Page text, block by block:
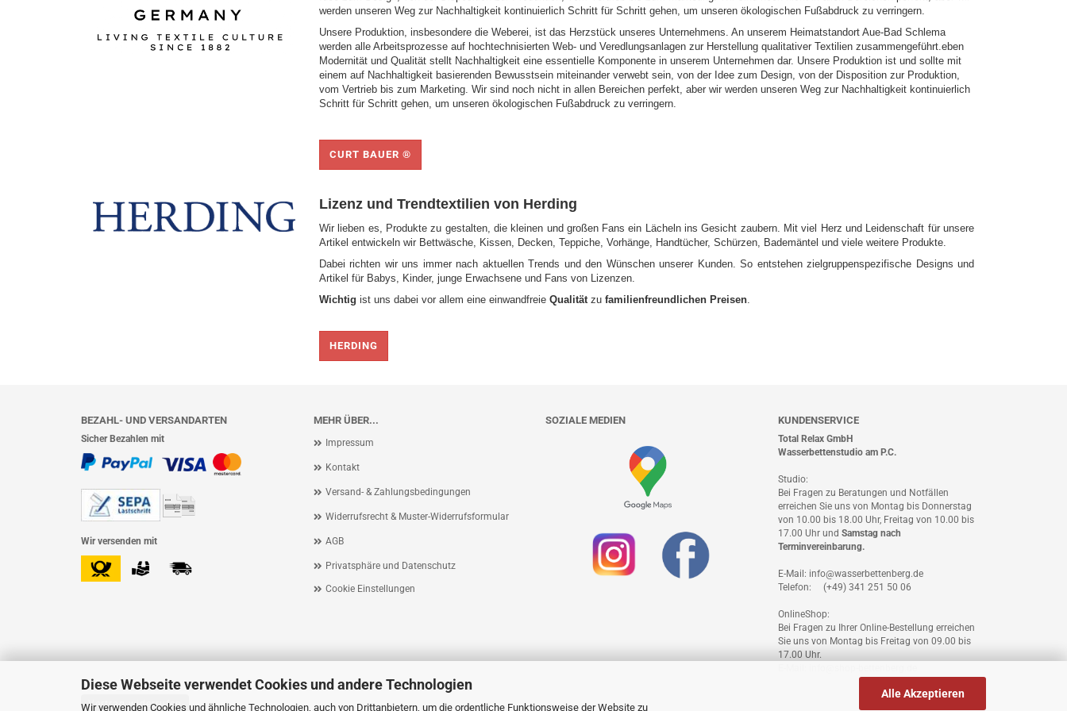
Diese Webseite verwendet Cookies und andere Technologien
Wir verwenden Cookies und ähnliche Technologien, auch von Drittanbietern, um die ordentliche Funktionsweise der Website zu
Alle Akzeptieren
werden unseren Weg zur Nachhaltigkeit kontinuierlich Schritt für Schritt gehen, um unseren ökologischen Fußabdruck zu verringern.
Unsere Produktion, insbesondere die Weberei, ist das Herzstück unseres Unternehmens. An unserem Heimatstandort Aue-Bad Schlema
werden alle Arbeitsprozesse auf hochtechnisierten Web- und Veredlungsanlagen zur Herstellung qualitativer Textilien zusammengeführt.eben
Modernität und Qualität stellt Nachhaltigkeit eine essentielle Komponente in unserem Unternehmen dar. Unsere Produktion ist und sollte mit
einem auf Nachhaltigkeit basierenden Bewusstsein miteinander verwebt sein, von der Idee zum Design, von der Disposition zur Produktion,
vom Vertrieb bis zum Marketing. Wir sind noch nicht in allen Bereichen perfekt, aber wir werden unseren Weg zur Nachhaltigkeit kontinuierlich
Schritt für Schritt gehen, um unseren ökologischen Fußabdruck zu verringern.
CURT BAUER ®
Lizenz und Trendtextilien von Herding
Wir lieben es, Produkte zu gestalten, die kleinen und großen Fans ein Lächeln ins Gesicht zaubern. Mit viel Herz und Leidenschaft für unsere
Artikel entwickeln wir Bettwäsche, Kissen, Decken, Teppiche, Vorhänge, Handtücher, Schürzen, Bademäntel und viele weitere Produkte.
Dabei richten wir uns immer nach aktuellen Trends und den Wünschen unserer Kunden. So entstehen zielgruppenspezifische Designs und
Artikel für Babys, Kinder, junge Erwachsene und Fans von Lizenzen.
Wichtig ist uns dabei vor allem eine einwandfreie Qualität zu familienfreundlichen Preisen.
HERDING
MEHR ÜBER...
Impressum
Kontakt
Versand- & Zahlungsbedingungen
Widerrufsrecht & Muster-Widerrufsformular
AGB
Privatsphäre und Datenschutz
Cookie Einstellungen
SOZIALE MEDIEN KUNDENSERVICE
Total Relax GmbH
Wasserbettenstudio am P.C.
Studio:
Bei Fragen zu Beratungen und Notfällen
erreichen Sie uns von Montag bis Donnerstag
von 10.00 bis 18.00 Uhr, Freitag von 10.00 bis
17.00 Uhr und Samstag nach
Terminvereinbarung.
E-Mail: info@wasserbettenberg.de
Telefon: (+49) 341 251 50 06
OnlineShop:
Bei Fragen zu Ihrer Online-Bestellung erreichen
Sie uns von Montag bis Freitag von 09.00 bis
17.00 Uhr.
BEZAHL- UND VERSANDARTEN
Sicher Bezahlen mit
Wir versenden mit
Vertrag widerrufen